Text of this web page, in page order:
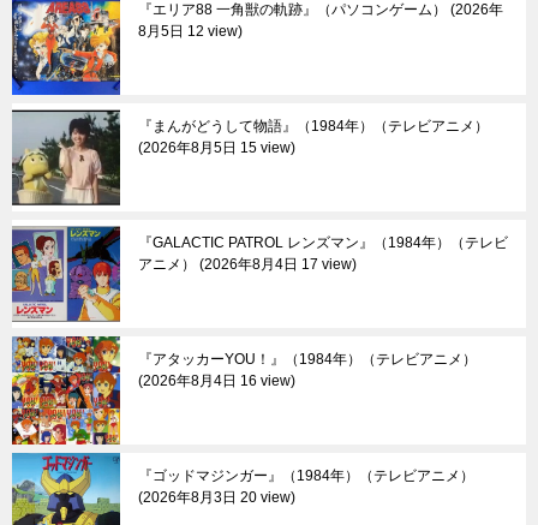
『エリア88 一角獣の軌跡』（パソコンゲーム）
2026年
8月5日 12 view
『まんがどうして物語』（1984年）（テレビアニメ）
2026年8月5日 15 view
『GALACTIC PATROL レンズマン』（1984年）（テレビ
アニメ）
2026年8月4日 17 view
『アタッカーYOU！』（1984年）（テレビアニメ）
2026年8月4日 16 view
『ゴッドマジンガー』（1984年）（テレビアニメ）
2026年8月3日 20 view